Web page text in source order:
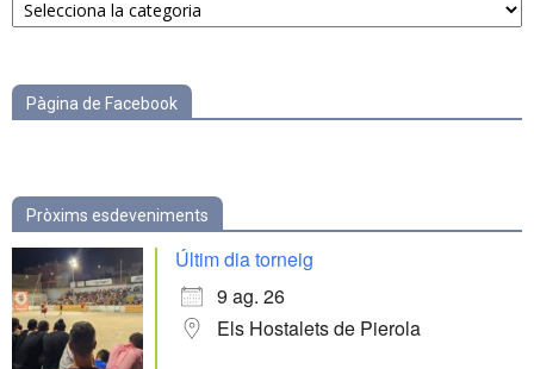
per
Pàgina de Facebook
Pròxims esdeveniments
Últim dia torneig
9 ag. 26
Els Hostalets de Pierola